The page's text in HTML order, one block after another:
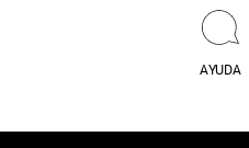
AYUDA